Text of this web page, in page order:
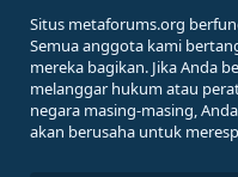
Situs metaforums.org
Semua anggota kami
mereka bagikan. Jika Anda
melanggar hukum atau
negara masing-masing,
akan berusaha untuk